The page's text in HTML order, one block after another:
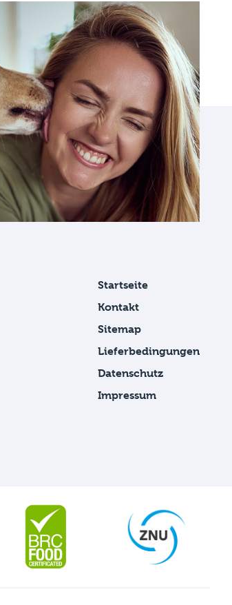
Startseite
Kontakt
Sitemap
Lieferbedingungen
Datenschutz
Impressum